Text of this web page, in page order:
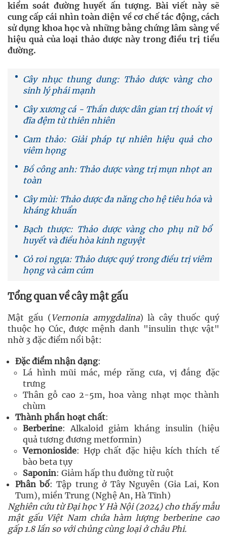
kiểm soát đường huyết ấn tượng. Bài viết này sẽ
cung cấp cái nhìn toàn diện về cơ chế tác động, cách
sử dụng khoa học và những bằng chứng lâm sàng về
hiệu quả của loại thảo dược này trong điều trị tiểu
đường.
Cây nhục thung dung: Thảo dược vàng cho
sinh lý phái mạnh
Cây xương cá - Thần dược dân gian trị thoát vị
đĩa đệm từ thiên nhiên
Cam thảo: Giải pháp tự nhiên hiệu quả cho
viêm họng
Bồ công anh: Thảo dược vàng trị mụn nhọt an
toàn
Cây mùi: Thảo dược đa năng cho hệ tiêu hóa và
kháng khuẩn
Bạch thược: Thảo dược vàng cho phụ nữ bổ
huyết và điều hòa kinh nguyệt
Cỏ roi ngựa: Thảo dược quý trong điều trị viêm
họng và cảm cúm
Tổng quan về cây mật gấu
Mật gấu (Vernonia amygdalina) là cây thuốc quý
thuộc họ Cúc, được mệnh danh "insulin thực vật"
nhờ 3 đặc điểm nổi bật:
Đặc điểm nhận dạng:
Lá hình mũi mác, mép răng cưa, vị đắng đặc
trưng
Thân gỗ cao 2-5m, hoa vàng nhạt mọc thành
chùm
Thành phần hoạt chất:
Berberine: Alkaloid giảm kháng insulin (hiệu
quả tương đương metformin)
Vernonioside: Hợp chất đặc hiệu kích thích tế
bào beta tụy
Saponin: Giảm hấp thu đường từ ruột
Phân bố: Tập trung ở Tây Nguyên (Gia Lai, Kon
Tum), miền Trung (Nghệ An, Hà Tĩnh)
Nghiên cứu từ Đại học Y Hà Nội (2024) cho thấy mẫu
mật gấu Việt Nam chứa hàm lượng berberine cao
gấp 1.8 lần so với chủng cùng loại ở châu Phi.